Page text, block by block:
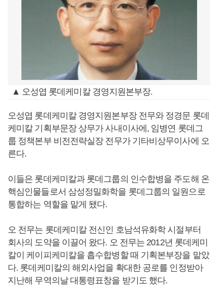
▲ 오성엽 롯데케미칼 경영지원본부장.
오성엽 롯데케미칼 경영지원본부장 전무와 정경문 롯데
케미칼 기획부문장 상무가 사내이사에, 임병연 롯데그
룹 정책본부 비전전략실장 전무가 기타비상무이사에 오
른다.
이들은 롯데케미칼과 롯데그룹의 인수합병을 주도해 온
핵심인물들로서 삼성정밀화학을 롯데그룹의 일원으로
통합하는 역할을 맡게 됐다.
오 전무는 롯데케미칼 전신인 호남석유화학 시절부터
회사의 도약을 이끌어 왔다. 오 전무는 2012년 롯데케미
칼이 케이피케미칼을 흡수합병할 때 기획본부장을 맡았
다. 롯데케미칼의 해외사업을 확대한 공로를 인정받아
지난해 무역의날 대통령표창을 받기도 했다.